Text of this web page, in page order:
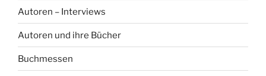
Autoren – Interviews
Autoren und ihre Bücher
Buchmessen